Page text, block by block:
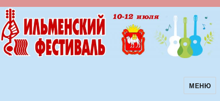
Ильменский фестиваль авторскойМЕНЮ